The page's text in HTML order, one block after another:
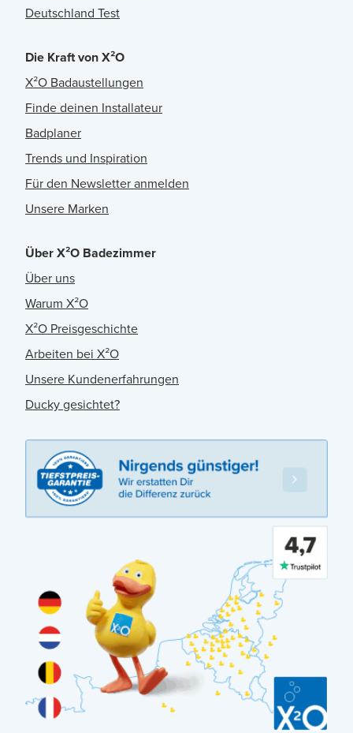
Deutschland Test
Die Kraft von X²O
X²O Badaustellungen
Finde deinen Installateur
Badplaner
Trends und Inspiration
Für den Newsletter anmelden
Unsere Marken
Über X²O Badezimmer
Über uns
Warum X²O
X²O Preisgeschichte
Arbeiten bei X²O
Unsere Kundenerfahrungen
Ducky gesichtet?